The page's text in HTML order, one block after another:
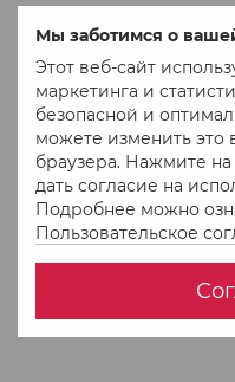
Мы заботимся о
Этот веб-сайт
маркетинга и
безопасной и
можете изменить это
браузера. Нажмите на
дать согласие на
Подробнее можно
Пользовательское